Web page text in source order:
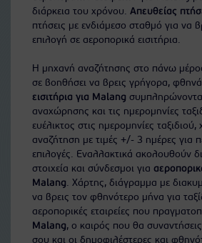
διάρκεια του χρόνου. Απευθείας
πτήσεις με ενδιάμεσο σταθμό για να
επιλογή σε αεροπορικά εισιτήρια.
Η μηχανή αναζήτησης στο πάνω
σε βοηθήσει να βρεις γρήγορα, φθηνά
εισιτήρια για Malang
αναχώρησης και τις ημερομηνίες
ευέλικτος στις ημερομηνίες
αναζήτηση με τιμές +/- 3 ημέρες για
επιλογές. Εναλλακτικά ακολουθούν
στοιχεία και σύνδεσμοι για
Malang. Χάρτης, διάγραμμα με
να βρεις τον φθηνότερο μήνα για
αεροπορικές εταιρείες που
Malang, ο καιρός που θα
σου και οι δημοφιλέστερες και